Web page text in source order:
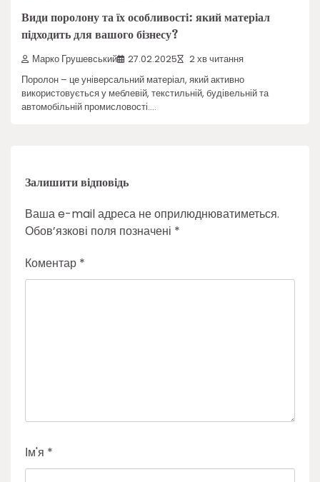
Види поролону та їх особливості: який матеріал
підходить для вашого бізнесу?
Марко Грушевський 27.02.2025 2 хв читання
Поролон – це універсальний матеріал, який активно
використовується у меблевій, текстильній, будівельній та
автомобільній промисловості.…
Залишити відповідь
Ваша e-mail адреса не оприлюднюватиметься.
Обов’язкові поля позначені *
Коментар *
Ім'я *